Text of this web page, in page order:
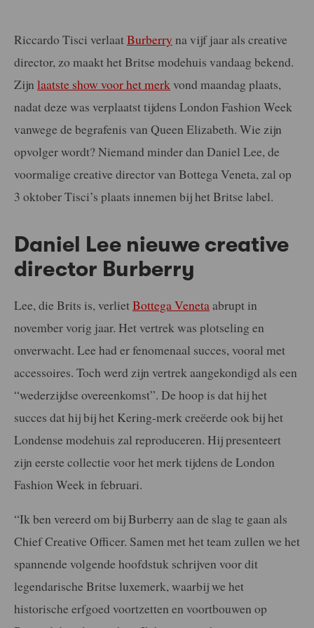
Riccardo Tisci verlaatBurberry na vijf jaar als creative
director, zo maakt het Britse modehuis vandaag bekend.
Zijn laatste show voor het merk vond maandag plaats,
nadat deze was verplaatst tijdens London Fashion Week
vanwege de begrafenis van Queen Elizabeth. Wie zijn
opvolger wordt? Niemand minder dan Daniel Lee, de
voormalige creative director van Bottega Veneta, zal op
3 oktober Tisci’s plaats innemen bij het Britse label.
Daniel Lee nieuwe creative
director Burberry
Lee, die Brits is, verlietBottega Veneta abrupt in
november vorig jaar. Het vertrek was plotseling en
onverwacht. Lee had er fenomenaal succes, vooral met
accessoires. Toch werd zijn vertrek aangekondigd als een
“wederzijdse overeenkomst”. De hoop is dat hij het
succes dat hij bij het Kering-merk creëerde ook bij het
Londense modehuis zal reproduceren. Hij presenteert
zijn eerste collectie voor het merk tijdens de London
Fashion Week in februari.
“Ik ben vereerd om bij Burberry aan de slag te gaan als
Chief Creative Officer. Samen met het team zullen we het
spannende volgende hoofdstuk schrijven voor dit
legendarische Britse luxemerk, waarbij we het
historische erfgoed voortzetten en voortbouwen op